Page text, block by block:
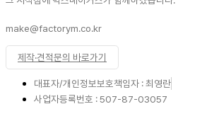
make@factorym.co.kr
제작·견적문의 바로가기
대표자/개인정보보호책임자 : 최영란
사업자등록번호 : 507-87-03057